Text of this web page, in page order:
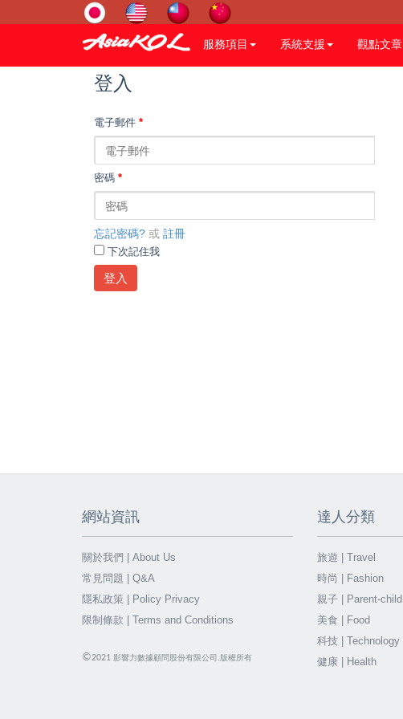
服務項目 系統支援 觀點文章
登入
電子郵件 *
密碼 *
忘記密碼? 或 註冊
下次記住我
登入
網站資訊
關於我們 | About Us
常見問題 | Q&A
隱私政策 | Policy Privacy
限制條款 | Terms and Conditions
©2021 影響力數據顧問股份有限公司.版權所有
達人分類
旅遊 | Travel
時尚 | Fashion
親子 | Parent-child
美食 | Food
科技 | Technology
健康 | Health